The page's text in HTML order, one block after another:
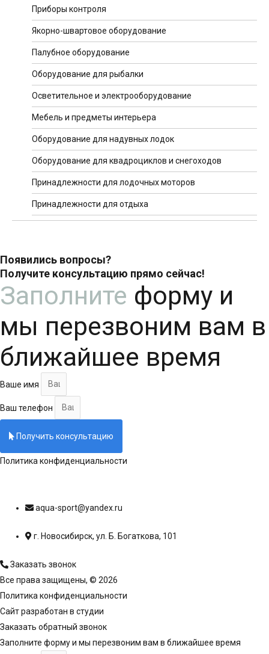
Приборы контроля
Якорно-швартовое оборудование
Палубное оборудование
Оборудование для рыбалки
Осветительное и электрооборудование
Мебель и предметы интерьера
Оборудование для надувных лодок
Оборудование для квадроциклов и снегоходов
Принадлежности для лодочных моторов
Принадлежности для отдыха
Появились вопросы?
Получите консультацию прямо сейчас!
Заполните форму и
мы перезвоним вам в
ближайшее время
Ваше имя
Ваш телефон
Получить консультацию
Политика конфиденциальности
aqua-sport@yandex.ru
г. Новосибирск, ул. Б. Богаткова, 101
Заказать звонок
Все права защищены, © 2026
Политика конфиденциальности
Сайт разработан в студии
Заказать обратный звонок
Заполните форму и мы перезвоним вам в ближайшее время